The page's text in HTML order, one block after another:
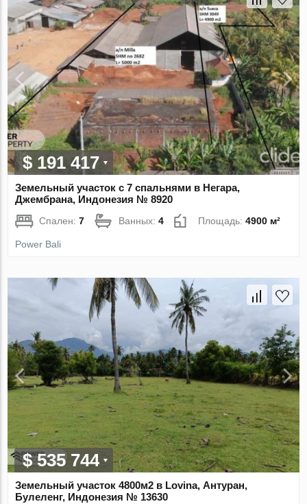
$ 191 417
Земельный участок с 7 спальнями в Негара,
Джембрана, Индонезия № 8920
Спален:7 Ванных:4 Площадь:4900 м²
Power Bali
$ 535 744
Земельный участок 4800м2 в Lovina, Антуран,
Булеленг, Индонезия № 13630